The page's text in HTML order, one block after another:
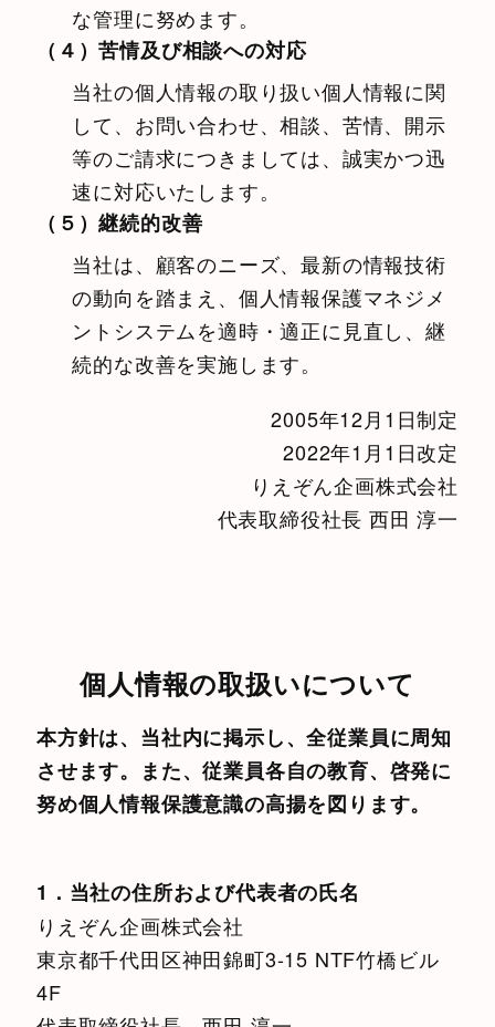
な管理に努めます。
（４）苦情及び相談への対応
当社の個人情報の取り扱い個人情報に関
して、お問い合わせ、相談、苦情、開示
等のご請求につきましては、誠実かつ迅
速に対応いたします。
（５）継続的改善
当社は、顧客のニーズ、最新の情報技術
の動向を踏まえ、個人情報保護マネジメ
ントシステムを適時・適正に見直し、継
続的な改善を実施します。
2005年12月1日制定
2022年1月1日改定
りえぞん企画株式会社
代表取締役社長 西田 淳一
個人情報の取扱いについて
本方針は、当社内に掲示し、全従業員に周知
させます。また、従業員各自の教育、啓発に
努め個人情報保護意識の高揚を図ります。
1．当社の住所および代表者の氏名
りえぞん企画株式会社
東京都千代田区神田錦町3-15 NTF竹橋ビル
4F